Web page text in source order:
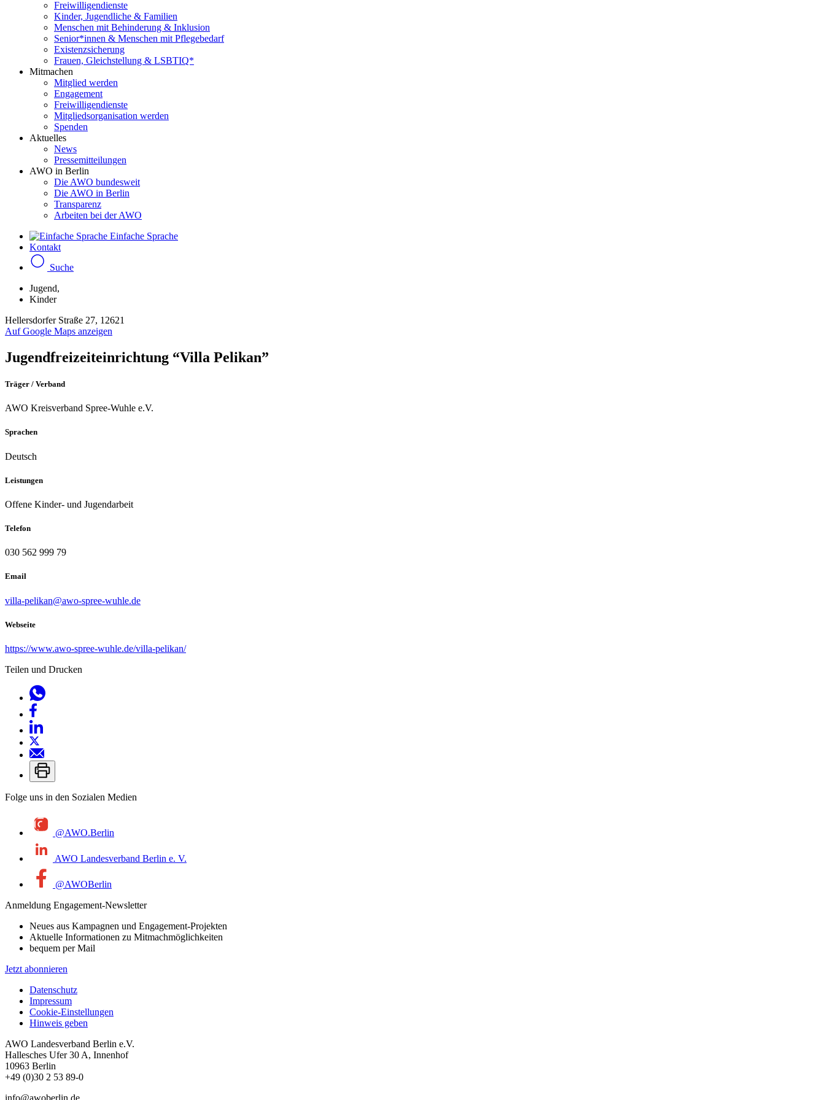
Freiwilligendienste
Kinder, Jugendliche & Familien
Menschen mit Behinderung & Inklusion
Senior*innen & Menschen mit Pflegebedarf
Existenzsicherung
Frauen, Gleichstellung & LSBTIQ*
Mitmachen
Mitglied werden
Engagement
Freiwilligendienste
Mitgliedsorganisation werden
Spenden
Aktuelles
News
Pressemitteilungen
AWO in Berlin
Die AWO bundesweit
Die AWO in Berlin
Transparenz
Arbeiten bei der AWO
Einfache Sprache
Kontakt
Suche
Jugend,
Kinder
Hellersdorfer Straße 27, 12621
Auf Google Maps anzeigen
Jugendfreizeiteinrichtung “Villa Pelikan”
Träger / Verband
AWO Kreisverband Spree-Wuhle e.V.
Sprachen
Deutsch
Leistungen
Offene Kinder- und Jugendarbeit
Telefon
030 562 999 79
Email
villa-pelikan@awo-spree-wuhle.de
Webseite
https://www.awo-spree-wuhle.de/villa-pelikan/
Teilen und Drucken
Folge uns in den Sozialen Medien
@AWO.Berlin
AWO Landesverband Berlin e. V.
@AWOBerlin
Anmeldung Engagement-Newsletter
Neues aus Kampagnen und Engagement-Projekten
Aktuelle Informationen zu Mitmachmöglichkeiten
bequem per Mail
Jetzt abonnieren
Datenschutz
Impressum
Cookie-Einstellungen
Hinweis geben
AWO Landesverband Berlin e.V.
Hallesches Ufer 30 A, Innenhof
10963 Berlin
+49 (0)30 2 53 89-0
info@awoberlin.de